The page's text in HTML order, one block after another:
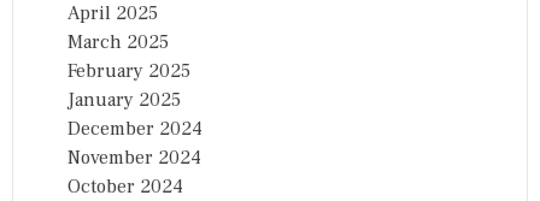
April 2025
March 2025
February 2025
January 2025
December 2024
November 2024
October 2024